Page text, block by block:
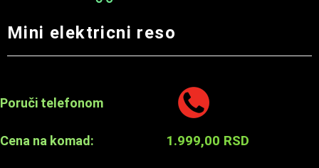
Mini elektricni reso
Poruči telefonom
Cena na komad: 1.999,00 RSD